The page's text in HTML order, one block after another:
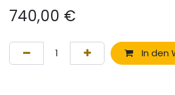
740,00 €
In den